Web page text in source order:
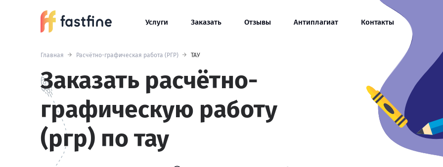
Услуги Заказать Отзывы Антиплагиат Контакты
Главная Расчётно-графическая работа (РГР) ТАУ
Заказать расчётно-
графическую работу
(ргр) по тау